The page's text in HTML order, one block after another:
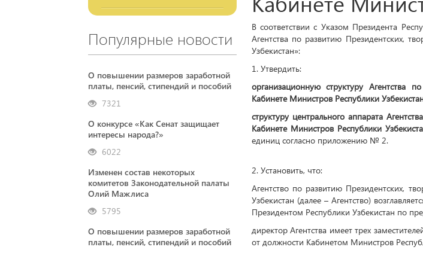
Популярные новости
О повышении размеров заработной
платы, пенсий, стипендий и пособий
7321
О конкурсе «Как Сенат защищает
интересы народа?»
6022
Изменен состав некоторых
комитетов Законодательной палаты
Олий Мажлиса
5795
О повышении размеров заработной
платы, пенсий, стипендий и пособий
В соответствии с Указом Президента
Агентства по развитию Президентских,
Узбекистан»:
1. Утвердить:
организационную структуру Агентства
Кабинете Министров Республики
структуру центрального аппарата
Кабинете Министров Республики
единиц согласно приложению № 2.
2. Установить, что:
Агентство по развитию Президентских,
Узбекистан (далее – Агентство)
Президентом Республики Узбекистан по
директор Агентства имеет трех
от должности Кабинетом Министров